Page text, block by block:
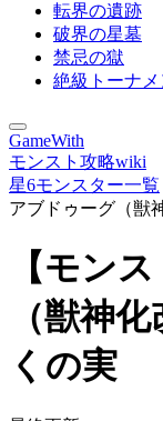
転界の遺跡
破界の星墓
禁忌の獄
絶級トーナメ
GameWith
モンスト攻略wiki
星6モンスター一覧
アブドゥーグ（獣
【モン
（獣神
くの実